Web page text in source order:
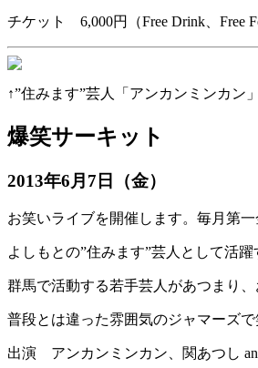
チケット 6,000円（Free Drink、Free
↑”住みます”芸人「アンカンミンカン」
爆笑サーキット
2013年6月7日（金）
お笑いライブを開催します。毎月第
よしもとの”住みます”芸人として活
群馬で活動する若手芸人があつまり、
普段とは違った雰囲気のジャマーズで
出演 アンカンミンカン、関あつし